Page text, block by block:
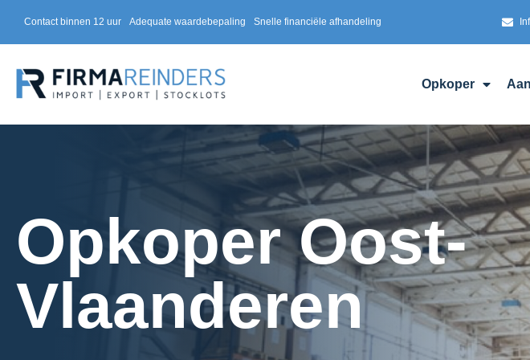
Contact binnen 12 uur Adequate waardebepaling Snelle financiële afhandeling
Opkoper
Opkoper Oost-
Vlaanderen